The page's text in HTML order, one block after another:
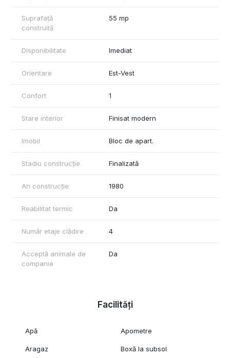
Suprafață
construită
55 mp
Disponibilitate Imediat
Orientare Est-Vest
Confort 1
Stare interior Finisat modern
Imobil Bloc de apart.
Stadiu construcție Finalizată
An construcție 1980
Reabilitat termic Da
Număr etaje clădire 4
Acceptă animale de
companie
Da
Facilități
Apă Apometre
Aragaz Boxă la subsol